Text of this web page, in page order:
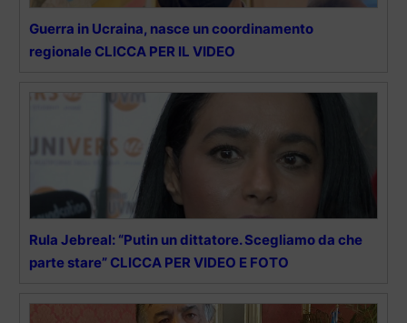
Guerra in Ucraina, nasce un coordinamento
regionale CLICCA PER IL VIDEO
Rula Jebreal: “Putin un dittatore. Scegliamo da che
parte stare” CLICCA PER VIDEO E FOTO